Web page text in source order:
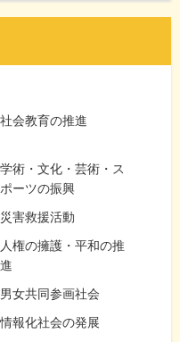
社会教育の推進
学術・文化・芸術・ス
ポーツの振興
災害救援活動
人権の擁護・平和の推
進
男女共同参画社会
情報化社会の発展